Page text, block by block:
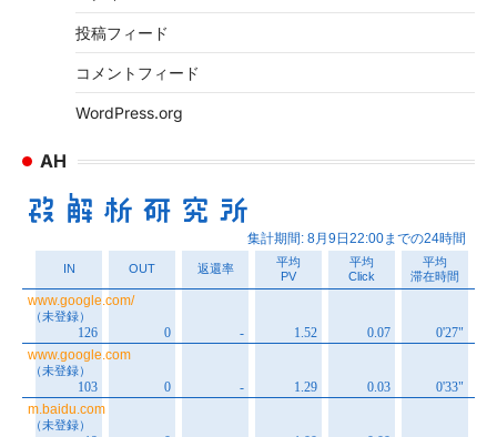
投稿フィード
コメントフィード
WordPress.org
AH